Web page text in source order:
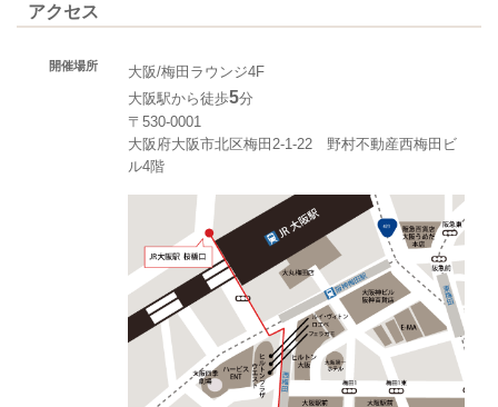
アクセス
開催場所
大阪/梅田ラウンジ4F
大阪駅から徒歩5分
〒530-0001
大阪府大阪市北区梅田2-1-22 野村不動産西梅田ビ
ル4階